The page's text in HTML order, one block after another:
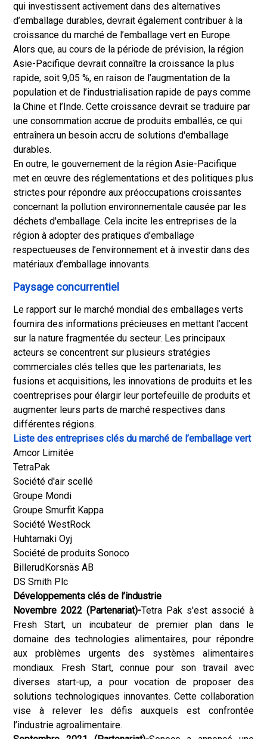
qui investissent activement dans des alternatives
d’emballage durables, devrait également contribuer à la
croissance du marché de l’emballage vert en Europe.
Alors que, au cours de la période de prévision, la région
Asie-Pacifique devrait connaître la croissance la plus
rapide, soit 9,05 %, en raison de l’augmentation de la
population et de l’industrialisation rapide de pays comme
la Chine et l’Inde. Cette croissance devrait se traduire par
une consommation accrue de produits emballés, ce qui
entraînera un besoin accru de solutions d'emballage
durables.
En outre, le gouvernement de la région Asie-Pacifique
met en œuvre des réglementations et des politiques plus
strictes pour répondre aux préoccupations croissantes
concernant la pollution environnementale causée par les
déchets d'emballage. Cela incite les entreprises de la
région à adopter des pratiques d’emballage
respectueuses de l’environnement et à investir dans des
matériaux d’emballage innovants.
Paysage concurrentiel
Le rapport sur le marché mondial des emballages verts
fournira des informations précieuses en mettant l’accent
sur la nature fragmentée du secteur. Les principaux
acteurs se concentrent sur plusieurs stratégies
commerciales clés telles que les partenariats, les
fusions et acquisitions, les innovations de produits et les
coentreprises pour élargir leur portefeuille de produits et
augmenter leurs parts de marché respectives dans
différentes régions.
Liste des entreprises clés du marché de l’emballage vert
Amcor Limitée
TetraPak
Société d'air scellé
Groupe Mondi
Groupe Smurfit Kappa
Société WestRock
Huhtamaki Oyj
Société de produits Sonoco
BillerudKorsnäs AB
DS Smith Plc
Développements clés de l’industrie
Novembre 2022 (Partenariat)-Tetra Pak s'est associé à
Fresh Start, un incubateur de premier plan dans le
domaine des technologies alimentaires, pour répondre
aux problèmes urgents des systèmes alimentaires
mondiaux. Fresh Start, connue pour son travail avec
diverses start-up, a pour vocation de proposer des
solutions technologiques innovantes. Cette collaboration
vise à relever les défis auxquels est confrontée
l’industrie agroalimentaire.